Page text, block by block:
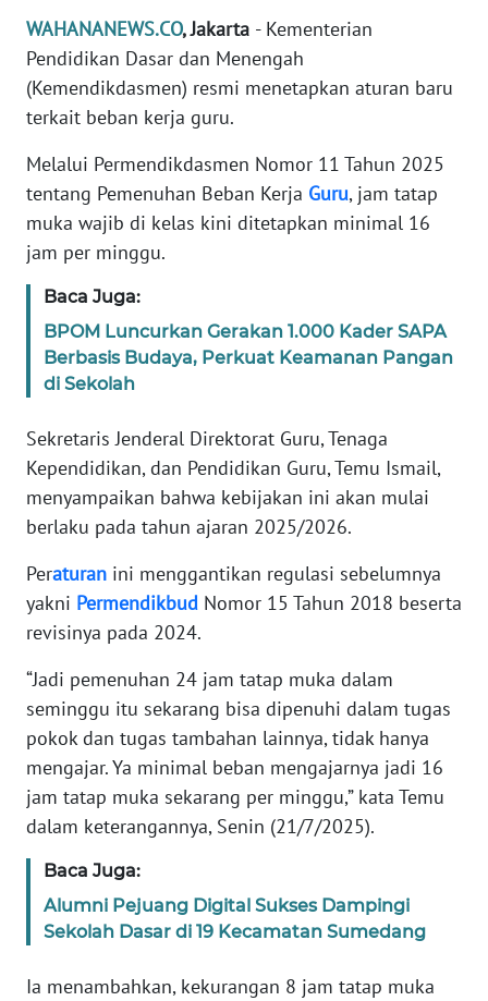
WAHANANEWS.CO, Jakarta - Kementerian
Pendidikan Dasar dan Menengah
(Kemendikdasmen) resmi menetapkan aturan baru
terkait beban kerja guru.
Melalui Permendikdasmen Nomor 11 Tahun 2025
tentang Pemenuhan Beban Kerja Guru, jam tatap
muka wajib di kelas kini ditetapkan minimal 16
jam per minggu.
Baca Juga:
BPOM Luncurkan Gerakan 1.000 Kader SAPA
Berbasis Budaya, Perkuat Keamanan Pangan
di Sekolah
Sekretaris Jenderal Direktorat Guru, Tenaga
Kependidikan, dan Pendidikan Guru, Temu Ismail,
menyampaikan bahwa kebijakan ini akan mulai
berlaku pada tahun ajaran 2025/2026.
Peraturan ini menggantikan regulasi sebelumnya
yakni Permendikbud Nomor 15 Tahun 2018 beserta
revisinya pada 2024.
“Jadi pemenuhan 24 jam tatap muka dalam
seminggu itu sekarang bisa dipenuhi dalam tugas
pokok dan tugas tambahan lainnya, tidak hanya
mengajar. Ya minimal beban mengajarnya jadi 16
jam tatap muka sekarang per minggu,” kata Temu
dalam keterangannya, Senin (21/7/2025).
Baca Juga:
Alumni Pejuang Digital Sukses Dampingi
Sekolah Dasar di 19 Kecamatan Sumedang
Ia menambahkan, kekurangan 8 jam tatap muka
OPINI
EDITORIAL
INDEKS
BERITA
KAMI
INFO
IKLAN
TENTANG
PEDOMAN
MEDIA
REDAKSI
KARIR
DISCLAIMER
Wahana
News
Regional
SUMUT
JAKARTA